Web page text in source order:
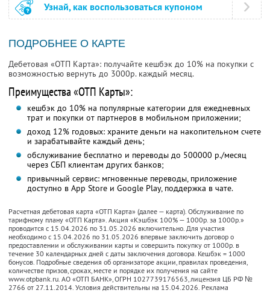
Узнай, как воспользоваться купоном
ПОДРОБНЕЕ О КАРТЕ
Дебетовая «ОТП Карта»: получайте кешбэк до 10% на покупки с
возможностью вернуть до 3000р. каждый месяц.
Преимущества «ОТП Карты»:
кешбэк до 10% на популярные категории для ежедневных
трат и покупки от партнеров в мобильном приложении;
доход 12% годовых: храните деньги на накопительном счете
и зарабатывайте каждый день;
обслуживание бесплатно и переводы до 500000 р./месяц
через СБП клиентам других банков;
привычный сервис: мгновенные переводы, приложение
доступно в App Store и Google Play, поддержка в чате.
Расчетная дебетовая карта «ОТП Карта» (далее — карта). Обслуживание по
тарифному плану «ОТП Карта». Акция «Кэшбэк 100% — 1000р. за 1000р.»
проводится с 15.04.2026 по 31.05.2026 включительно. Для участия
необходимо с 15.04.2026 по 31.05.2026 впервые заключить договор о
предоставлении и обслуживании карты и совершить покупку от 1000р. в
течение 30 календарных дней с даты заключения договора. Кешбэк = 1000
бонусов. Подробные сведения об организаторе акции, правилах проведения,
количестве призов, сроках, месте и порядке их получения на сайте
www.otpbank.ru. АО «ОТП БАНК», ОГРН 1027739176563, лицензия ЦБ РФ №
2766 от 27.11.2014. Условия действительны на 15.04.2026. Реклама